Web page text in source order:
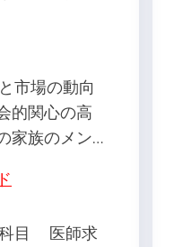
市場の動向
的関心の高
家族のメン…
科目 医師求